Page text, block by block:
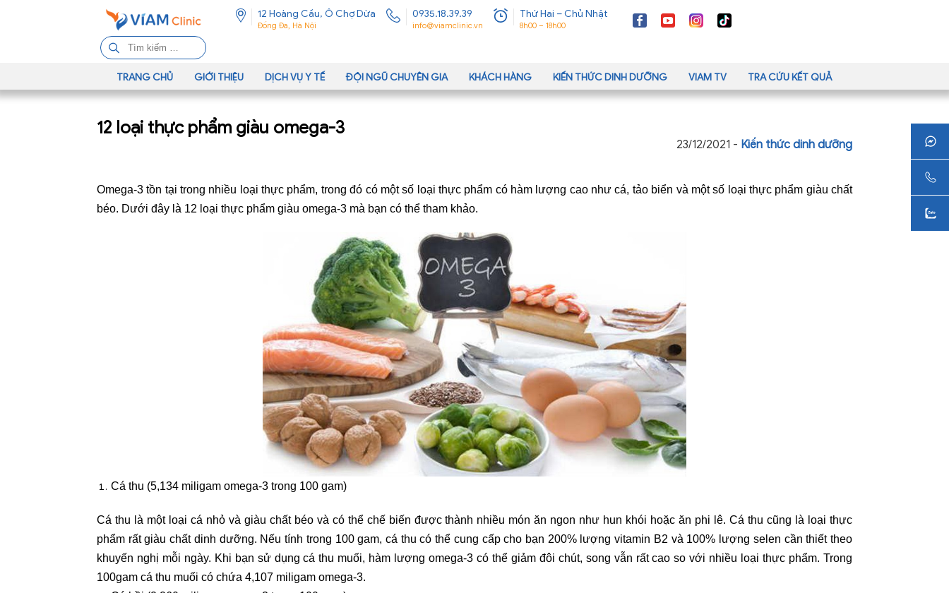
12 Hoàng Cầu, Ô Chợ Dừa
Đống Đa, Hà Nội
0935.18.39.39
info@viamclinic.vn
Thứ Hai – Chủ Nhật
8h00 – 18h00
ì
m
k
ế
o
TRANG CHỦ GIỚI THIỆU DỊCH VỤ Y TẾ ĐỘI NGŨ CHUYÊN GIA KHÁCH HÀNG KIẾN THỨC DINH DƯỠNG VIAM TV TRA CỨU KẾT QUẢ
12 loại thực phẩm giàu omega-3
23/12/2021 - Kiến thức dinh dưỡng
Omega-3 tồn tại trong nhiều loại thực phẩm, trong đó có một số loại thực phẩm có hàm lượng cao như cá, tảo biển và một số loại thực phẩm giàu chất
béo. Dưới đây là 12 loại thực phẩm giàu omega-3 mà bạn có thể tham khảo.
Cá thu (5,134 miligam omega-3 trong 100 gam)
Cá thu là một loại cá nhỏ và giàu chất béo và có thể chế biến được thành nhiều món ăn ngon như hun khói hoặc ăn phi lê. Cá thu cũng là loại thực
phẩm rất giàu chất dinh dưỡng. Nếu tính trong 100 gam, cá thu có thể cung cấp cho bạn 200% lượng vitamin B2 và 100% lượng selen cần thiết theo
khuyến nghị mỗi ngày. Khi bạn sử dụng cá thu muối, hàm lượng omega-3 có thể giảm đôi chút, song vẫn rất cao so với nhiều loại thực phẩm. Trong
100gam cá thu muối có chứa 4,107 miligam omega-3.